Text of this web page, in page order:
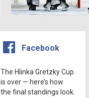
Facebook
The Hlinka Gretzky Cup
is over — here’s how
the final standings look.